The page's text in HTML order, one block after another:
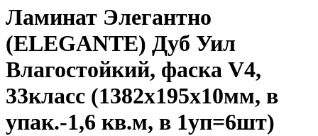
Ламинат Элегантно
(ELEGANTE) Дуб Уил
Влагостойкий, фаска V4,
33класс (1382х195х10мм, в
упак.-1,6 кв.м, в 1уп=6шт)